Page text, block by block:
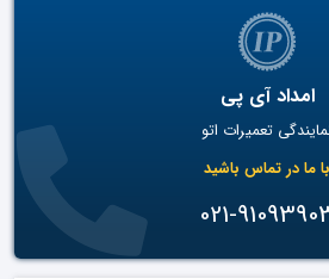
امداد آی پی
تعمیرات اتو
با ما در تماس باشید
021-